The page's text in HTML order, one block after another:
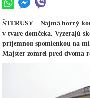
ŠTERUSY – Najmä horný
v tvare domčeka. Vyzerajú
príjemnou spomienkou na
Majster zomrel pred dvoma